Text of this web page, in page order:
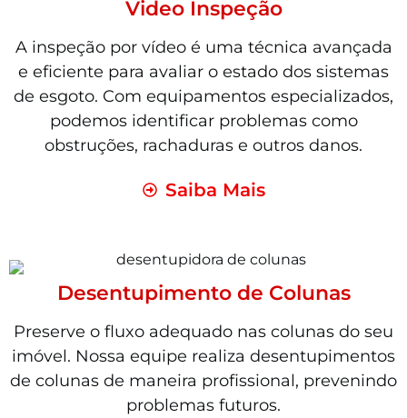
Video Inspeção
A inspeção por vídeo é uma técnica avançada
e eficiente para avaliar o estado dos sistemas
de esgoto. Com equipamentos especializados,
podemos identificar problemas como
obstruções, rachaduras e outros danos.
Saiba Mais
Desentupimento de Colunas
Preserve o fluxo adequado nas colunas do seu
imóvel. Nossa equipe realiza desentupimentos
de colunas de maneira profissional, prevenindo
problemas futuros.